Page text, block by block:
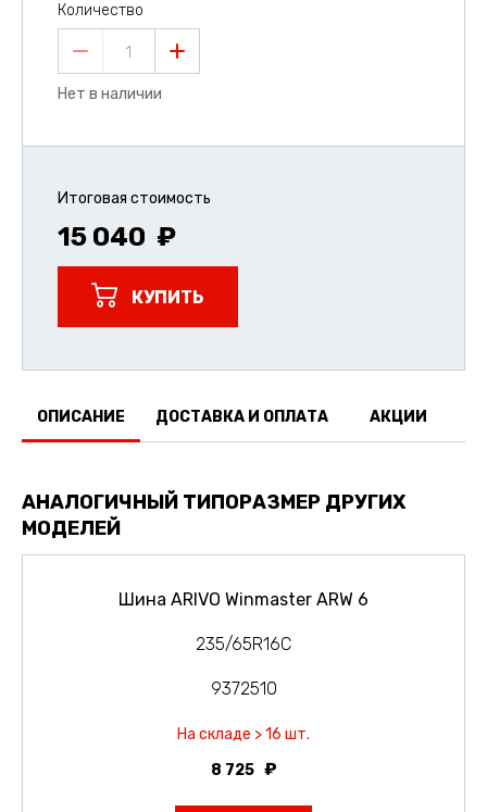
Количество
1
Нет в наличии
Итоговая стоимость
15 040
КУПИТЬ
ОПИСАНИЕ ДОСТАВКА И ОПЛАТА АКЦИИ
АНАЛОГИЧНЫЙ ТИПОРАЗМЕР ДРУГИХ
МОДЕЛЕЙ
Шина ARIVO Winmaster ARW 6
235/65R16C
9372510
На складе > 16 шт.
8 725